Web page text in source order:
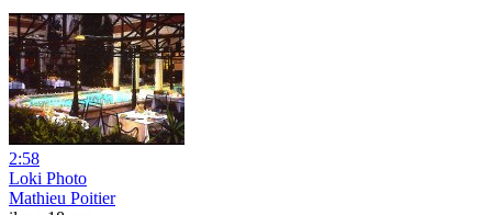
2:58
Loki Photo
Mathieu Poitier